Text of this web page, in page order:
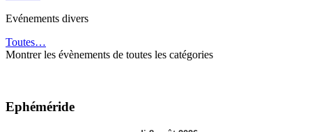
Evénements divers
Toutes…
Montrer les évènements de toutes les catégories
Ephéméride